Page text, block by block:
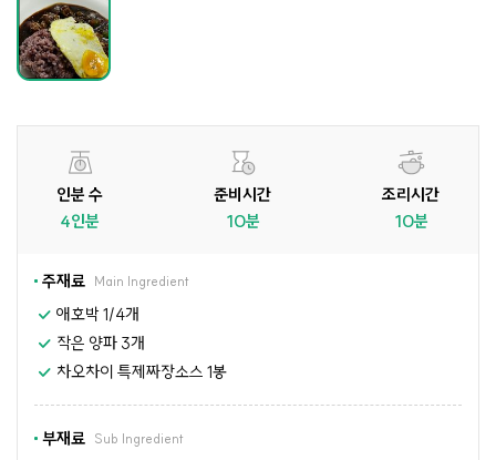
인분 수
4인분
준비시간
10분
조리시간
10분
주재료 Main Ingredient
애호박 1/4개
작은 양파 3개
차오차이 특제짜장소스 1봉
부재료 Sub Ingredient